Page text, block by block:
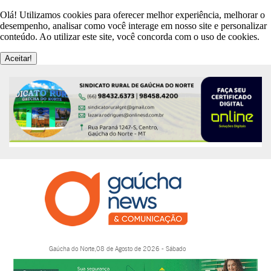
Olá! Utilizamos cookies para oferecer melhor experiência, melhorar o
desempenho, analisar como você interage em nosso site e personalizar
conteúdo. Ao utilizar este site, você concorda com o uso de cookies.
Aceitar!
Gaúcha do Norte,08 de Agosto de 2026 - Sábado